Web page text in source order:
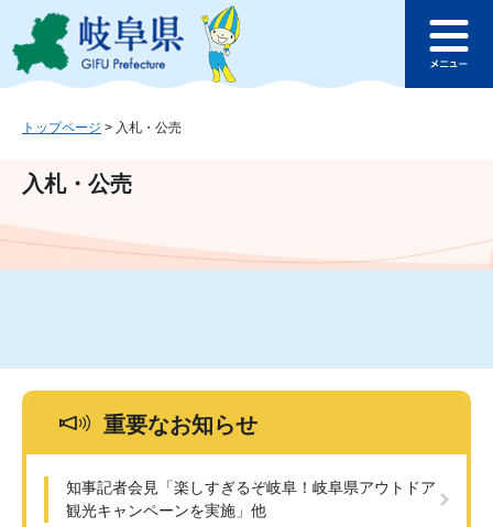
ジ
ュ
文
このページの本文へ
ュ
トップページ > 入札・公売
入札・公売
重要なお知らせ
知事記者会見「楽しすぎるぞ岐阜！岐阜県アウトドア
観光キャンペーンを実施」他